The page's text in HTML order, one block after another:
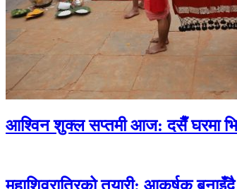
आश्विन शुक्ल सप्तमी आज: दसैँ घरमा